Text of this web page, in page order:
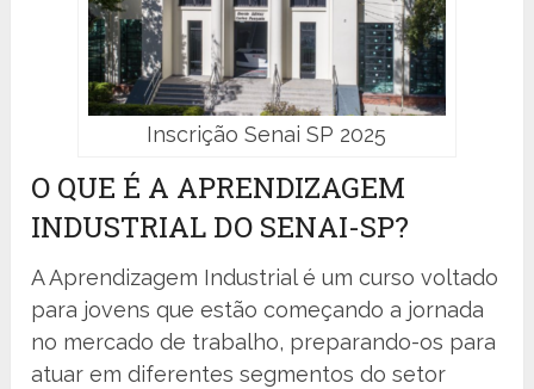
Inscrição Senai SP 2025
O QUE É A APRENDIZAGEM
INDUSTRIAL DO SENAI-SP?
A Aprendizagem Industrial é um curso voltado
para jovens que estão começando a jornada
no mercado de trabalho, preparando-os para
atuar em diferentes segmentos do setor